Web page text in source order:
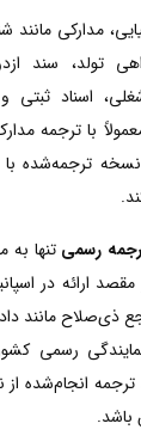
مدارکی مانند
تولد، سند
اسناد ثبتی
با ترجمه
ترجمه‌شده
رسمی تنها
ارائه در
ذی‌صلاح مانند
رسمی
انجام‌شده
باشد.